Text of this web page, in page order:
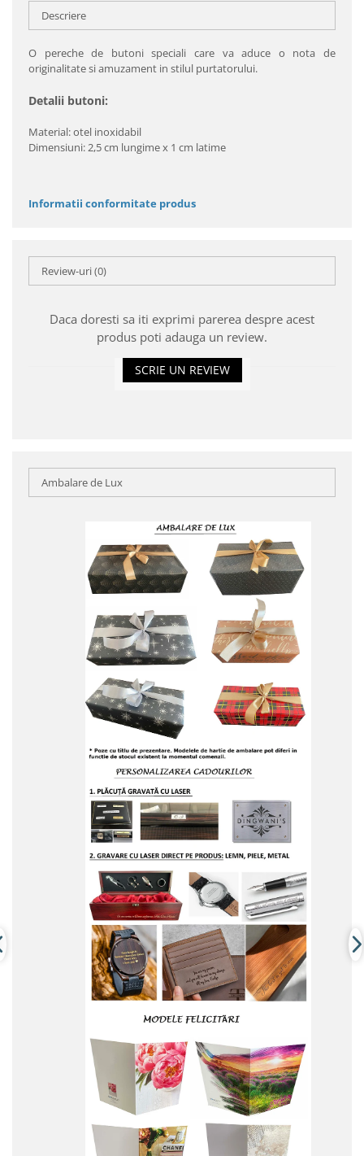
Descriere
O pereche de butoni speciali care va aduce o nota de
originalitate si amuzament in stilul purtatorului.
Detalii butoni:
Material: otel inoxidabil
Dimensiuni: 2,5 cm lungime x 1 cm latime
Informatii conformitate produs
Review-uri(0)
Daca doresti sa iti exprimi parerea despre acest
produs poti adauga un review.
SCRIE UN REVIEW
Ambalare de Lux